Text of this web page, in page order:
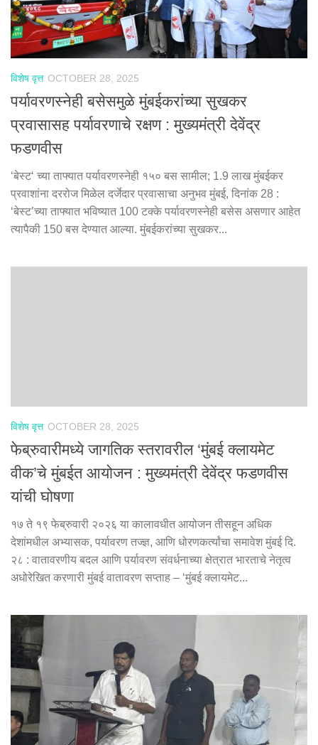
विशेष वृत्त OCTOBER 28, 2025
पर्यावरणस्नेही बसेसमुळे मुंबईकरांच्या सुखकर
प्रवासासह पर्यावरणाचे रक्षण : मुख्यमंत्री देवेंद्र
फडणवीस
‘बेस्ट‘ च्या ताफ्यात पर्यावरणस्नेही १५० बस सामील; 1.9 लाख मुंबईकर
प्रवाशांना दररोज मिळेल दर्जेदार प्रवासाचा अनुभव मुंबई, दिनांक 28 :
‘बेस्ट’च्या ताफ्यात भविष्यात 100 टक्के पर्यावरणस्नेही बसेस असणार आहेत
त्यापैकी 150 बस देण्यात आल्या. मुंबईकरांच्या सुखकर...
विशेष वृत्त OCTOBER 28, 2025
फेब्रुवारीमध्ये जागतिक स्तरावरील ‘मुंबई क्लायमेट
वीक’चे मुंबईत आयोजन : मुख्यमंत्री देवेंद्र फडणवीस
यांची घोषणा
१७ ते १९ फेब्रुवारी २०२६ या कालावधीत आयोजन तीसहून अधिक
देशांमधील अभ्यासक, पर्यावरण तज्ज्ञ, आणि धोरणकर्त्यांचा समावेश मुंबई दि.
२८ : वातावरणीय बदल आणि पर्यावरण संवर्धनाच्या क्षेत्रात भारताचे नेतृत्व
अधोरेखित करणारी मुंबई वातावरण सप्ताह – ‘मुंबई क्लायमेट...